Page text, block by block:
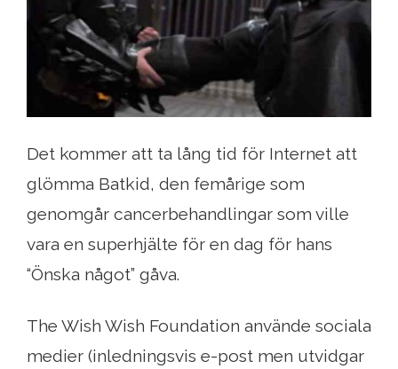
Det kommer att ta lång tid för Internet att
glömma Batkid, den femårige som
genomgår cancerbehandlingar som ville
vara en superhjälte för en dag för hans
“Önska något” gåva.
The Wish Wish Foundation använde sociala
medier (inledningsvis e-post men utvidgar